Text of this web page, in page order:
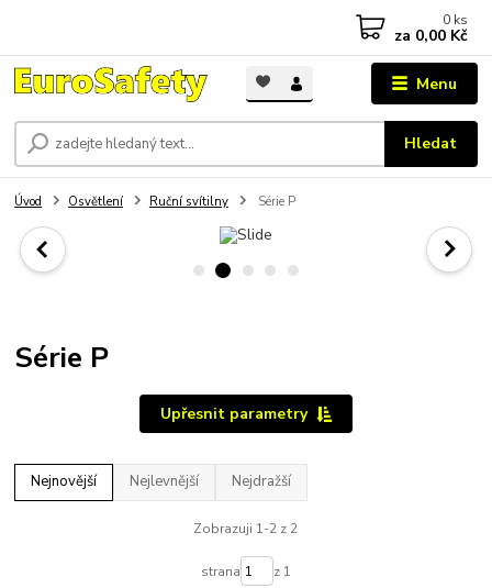
Menu
Hledat
0 ks
za 0,00 Kč
Úvod Osvětlení Ruční svítilny Série P
Série P
Upřesnit parametry
Nejnovější Nejlevnější Nejdražší
Zobrazuji 1-2 z 2
strana z 1